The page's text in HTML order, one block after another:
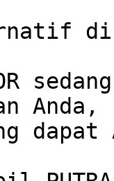
di
dapat